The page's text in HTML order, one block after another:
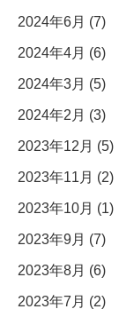
2024年6月 (7)
2024年4月 (6)
2024年3月 (5)
2024年2月 (3)
2023年12月 (5)
2023年11月 (2)
2023年10月 (1)
2023年9月 (7)
2023年8月 (6)
2023年7月 (2)